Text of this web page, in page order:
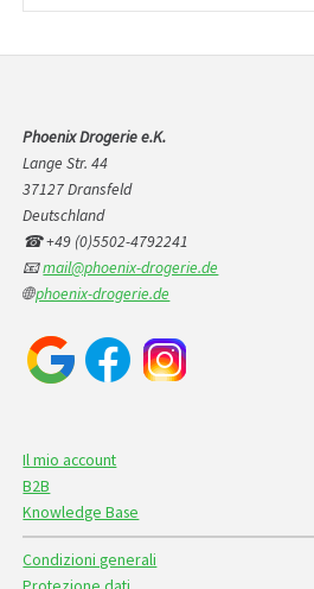
Phoenix Drogerie e.K.
Lange Str. 44
37127 Dransfeld
Deutschland
☎ +49 (0)5502-4792241
📧mail@phoenix-drogerie.de
🌐phoenix-drogerie.de
Il mio account
B2B
Knowledge Base
Condizioni generali